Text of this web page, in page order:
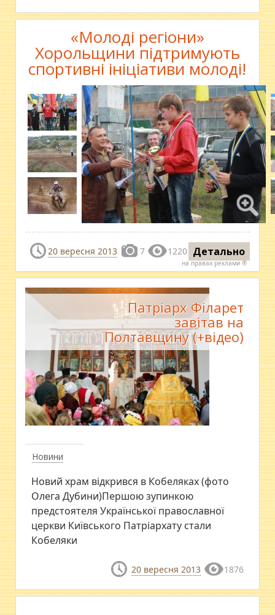
«Молоді регіони»
Хорольщини підтримують
спортивні ініціативи молоді!
20 вересня 2013 7 1220 Детально
на правах реклами ®
Новини
Патріарх Філарет
завітав на
Полтавщину (+відео)
Новий храм відкрився в Кобеляках (фото
Олега Дубини)Першою зупинкою
предстоятеля Української православної
церкви Київського Патріархату стали
Кобеляки
20 вересня 2013 1876